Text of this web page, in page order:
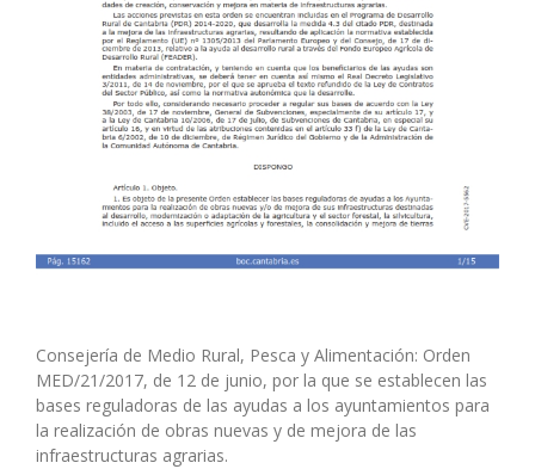
Consejería de Medio Rural, Pesca y Alimentación: Orden
MED/21/2017, de 12 de junio, por la que se establecen las
bases reguladoras de las ayudas a los ayuntamientos para
la realización de obras nuevas y de mejora de las
infraestructuras agrarias.